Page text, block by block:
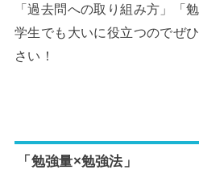
「過去問への取り組み方」「
学生でも大いに役立つのでぜ
さい！
「勉強量×勉強法」